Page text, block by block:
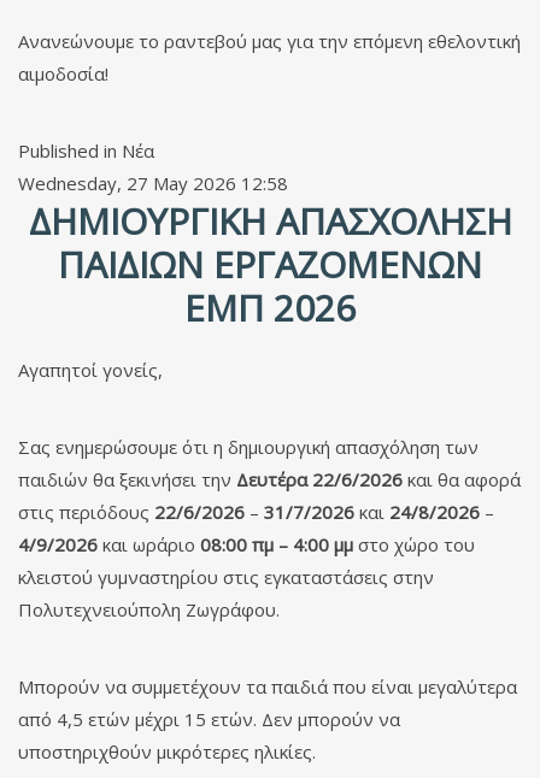
Ανανεώνουμε το ραντεβού μας για την επόμενη εθελοντική
αιμοδοσία!
Published in Νέα
Wednesday, 27 May 2026 12:58
ΔΗΜΙΟΥΡΓΙΚΉ ΑΠΑΣΧΌΛΗΣΗ
ΠΑΙΔΙΏΝ ΕΡΓΑΖΟΜΈΝΩΝ
ΕΜΠ 2026
Αγαπητοί γονείς,
Σας ενημερώσουμε ότι η δημιουργική απασχόληση των
παιδιών θα ξεκινήσει την Δευτέρα 22/6/2026 και θα αφορά
στις περιόδους 22/6/2026 – 31/7/2026 και 24/8/2026 –
4/9/2026 και ωράριο 08:00 πμ – 4:00 μμ στο χώρο του
κλειστού γυμναστηρίου στις εγκαταστάσεις στην
Πολυτεχνειούπολη Ζωγράφου.
Μπορούν να συμμετέχουν τα παιδιά που είναι μεγαλύτερα
από 4,5 ετών μέχρι 15 ετών. Δεν μπορούν να
υποστηριχθούν μικρότερες ηλικίες.